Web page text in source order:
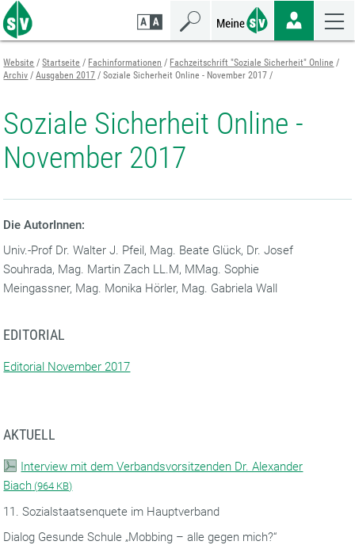
Zum
Seiteninhalt
springen
Zur
Navigation
springen
Zur
Mobilen
Navigation
springen
Website Startseite Fachinformationen
Fachzeitschrift "Soziale Sicherheit" Online
Archiv
Ausgaben 2017 Soziale Sicherheit Online - November 2017
Soziale Sicherheit Online -
November 2017
Die AutorInnen:
Univ.-Prof Dr. Walter J. Pfeil, Mag. Beate Glück, Dr. Josef
Souhrada, Mag. Martin Zach LL.M, MMag. Sophie
Meingassner, Mag. Monika Hörler, Mag. Gabriela Wall
EDITORIAL
Editorial November 2017
AKTUELL
Interview mit dem Verbandsvorsitzenden Dr. Alexander
Biach (964 KB)
11. Sozialstaatsenquete im Hauptverband
Dialog Gesunde Schule „Mobbing – alle gegen mich?“